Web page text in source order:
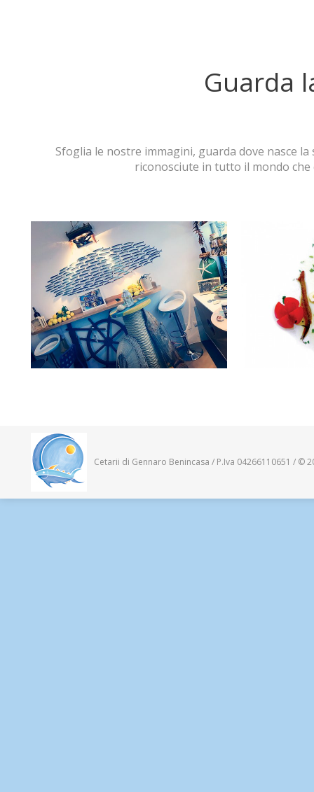
Guarda
Sfoglia le nostre immagini, guarda dove nasce
riconosciute in tutto il mondo
Cetarii di Gennaro Benincasa / P.Iva 04266110651 / ©